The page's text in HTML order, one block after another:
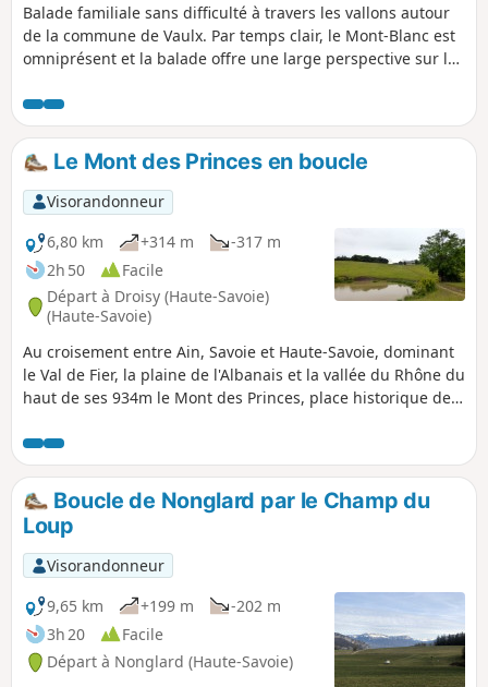
Balade familiale sans difficulté à travers les vallons autour
de la commune de Vaulx. Par temps clair, le Mont-Blanc est
omniprésent et la balade offre une large perspective sur la
ainsi que sur le Sud du Jura (massif du Colombier) et plus
au Sud vers la Chartreuse et la chaine de Belledonne.
Le Mont des Princes en boucle
Visorandonneur
6,80 km
+314 m
-317 m
2h 50
Facile
Départ à Droisy (Haute-Savoie)
(Haute-Savoie)
Au croisement entre Ain, Savoie et Haute-Savoie, dominant
le Val de Fier, la plaine de l'Albanais et la vallée du Rhône du
haut de ses 934m le Mont des Princes, place historique de
incontournable de la région. Parmi les nombreux itinéraires
existants, cette boucle au départ de Droisy offre un accès
facile et ombragé, avec des chemins bien empierrés,
praticables par tous temps. Par temps clair, la vue étendue
sur les Alpes mérite la montée.
Boucle de Nonglard par le Champ du
Loup
Visorandonneur
9,65 km
+199 m
-202 m
3h 20
Facile
Départ à Nonglard (Haute-Savoie)